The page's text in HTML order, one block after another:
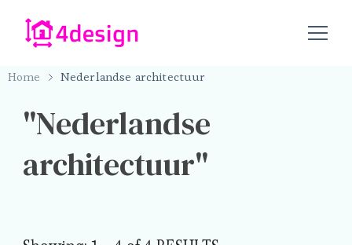
4design.nu
Home Nederlandse architectuur
Nederlandse
architectuur